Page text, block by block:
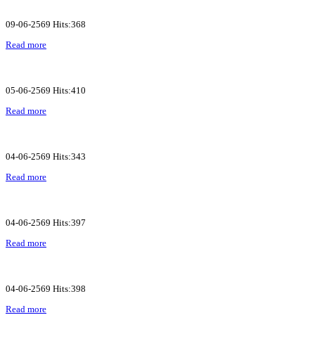
09-06-2569 Hits:368
Read more
05-06-2569 Hits:410
Read more
04-06-2569 Hits:343
Read more
04-06-2569 Hits:397
Read more
04-06-2569 Hits:398
Read more